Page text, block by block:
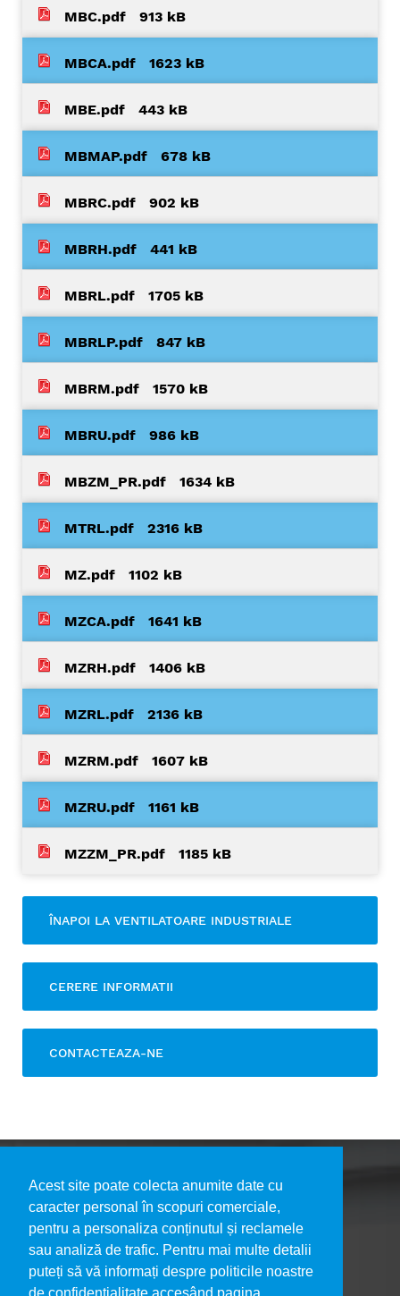
Acest site poate colecta anumite date cu
caracter personal în scopuri comerciale,
pentru a personaliza conținutul și reclamele
sau analiză de trafic. Pentru mai multe detalii
puteți să vă informați despre politicile noastre
MBC.pdf 913 kB
MBCA.pdf 1623 kB
MBE.pdf 443 kB
MBMAP.pdf 678 kB
MBRC.pdf 902 kB
MBRH.pdf 441 kB
MBRL.pdf 1705 kB
MBRLP.pdf 847 kB
MBRM.pdf 1570 kB
MBRU.pdf 986 kB
MBZM_PR.pdf 1634 kB
MTRL.pdf 2316 kB
MZ.pdf 1102 kB
MZCA.pdf 1641 kB
MZRH.pdf 1406 kB
MZRL.pdf 2136 kB
MZRM.pdf 1607 kB
MZRU.pdf 1161 kB
MZZM_PR.pdf 1185 kB
ÎNAPOI LA VENTILATOARE INDUSTRIALE
CERERE INFORMATII
CONTACTEAZA-NE
PORTOFOLIU LUCRĂRI
DECLARAȚIA DE CONFIDENȚIALITATE